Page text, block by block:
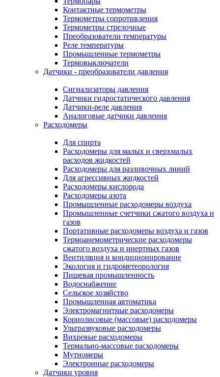
Контактные термометры
Термометры сопротивления
Термометры стрелочные
Преобразователи температуры
Реле температуры
Промышленные термометры
Термовыключатели
Датчики - преобразователи давления
Сигнализаторы давления
Датчики гидростатического давления
Датчики-реле давления
Аналоговые датчики давления
Расходомеры
Для спирта
Расходомеры для малых и сверхмалых
расходов жидкостей
Расходомеры для разливочных линий
Для агрессивных жидкостей
Расходомеры кислорода
Расходомеры азота
Промышленные расходомеры воздуха
Промышленные счетчики сжатого воздуха и
газов
Портативные расходомеры воздуха и газов
Термоанемометрические расходомеры
сжатого воздуха и инертных газов
Вентиляция и кондиционирование
Экология и гидрометеорология
Пищевая промышленность
Водоснабжение
Сельское хозяйство
Промышленная автоматика
Электромагнитные расходомеры
Кориолисовые (массовые) расходомеры
Ультразвуковые расходомеры
Вихревые расходомеры
Термально-массовые расходомеры
Мутномеры
Электронные расходомеры
Датчики уровня